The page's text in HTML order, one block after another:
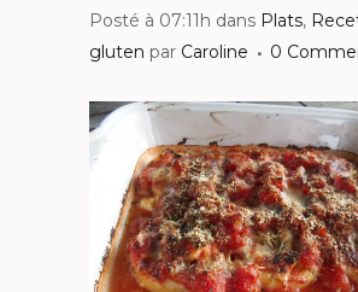
Posté à 07:11h dans Plats,
gluten par Caroline 0